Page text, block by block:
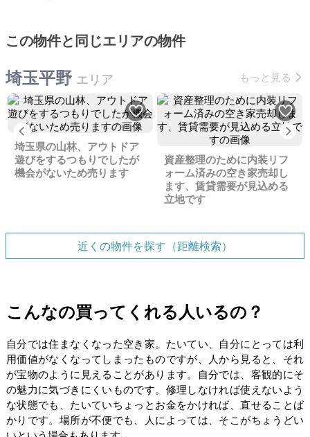
この物件と同じエリアの物件
埼玉平野 エリア もっと見る
Previous
埼玉県の山林、アウトドア
遊びをするつもりでしたが
機会がないため売ります
資産整理のために内装リフ
ォーム済みの空き家売却し
ます、賃貸需要が見込める
立地です
近くの物件を探す（距離検索）
こんなの買ってくれる人いるの？
自分では住まなくなった空き家。たいてい、自分にとっては利
用価値がなくなってしまったものですが、人から見ると、それ
が宝物のように見えることがあります。自分では、客観的にそ
の魅力に気づきにくいものです。修理しなければ使えないよう
な状態でも、たいていちょっとお金をかければ、直せることば
かりです。場所が不便でも、人によっては、そこがちょうどい